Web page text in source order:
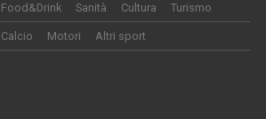
Food&Drink Sanità Cultura Turismo
Calcio Motori Altri sport